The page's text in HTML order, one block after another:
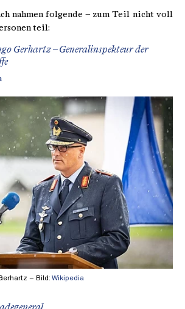
nahmen folgende – zum Teil nicht voll
teil:
Gerhartz – Generalinspekteur der
– Bild: Wikipedia